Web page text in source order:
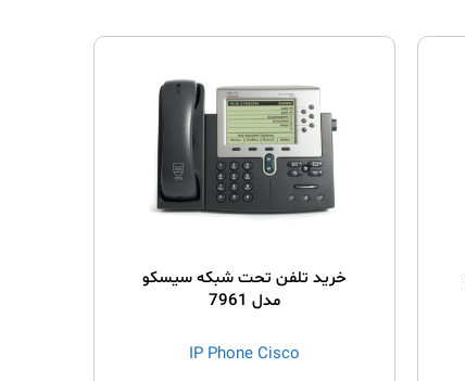
خرید تلفن تحت شبکه سیسکو
مدل 7961
IP Phone Cisco